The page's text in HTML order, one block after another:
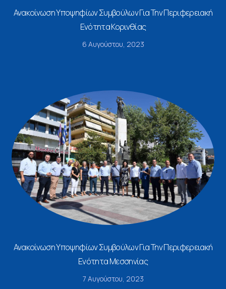
Ανακοίνωση Υποψηφίων Συμβούλων Για Την Περιφερειακή
Ενότητα Κορινθίας
6 Αυγούστου, 2023
Ανακοίνωση Υποψηφίων Συμβούλων Για Την Περιφερειακή
Ενότητα Μεσσηνίας
7 Αυγούστου, 2023